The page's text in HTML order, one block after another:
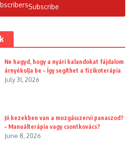
Subscribe
Ne hagyd, hogy a nyári kalandokat fájdalom
árnyékolja be – Így segíthet a fizikoterápia
July 31, 2026
Jó kezekben van a mozgásszervi panaszod?
– Manuálterápia vagy csontkovács?
June 8, 2026